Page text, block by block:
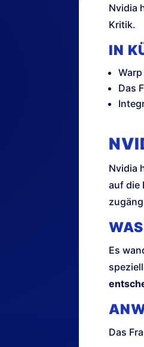
Nvidia
Kritik.
IN
Das
Nvidia
auf die
Es
Das